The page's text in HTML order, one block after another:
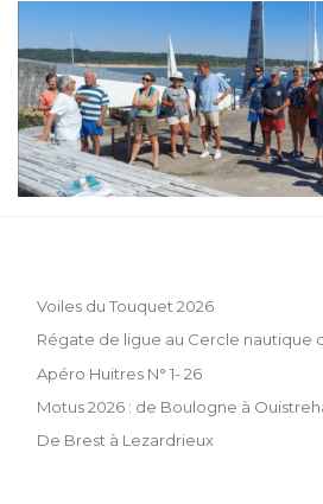
Voiles du Touquet 2026
Régate de ligue au Cercle nautique
Apéro Huitres N° 1- 26
Motus 2026 : de Boulogne à
De Brest à Lezardrieux